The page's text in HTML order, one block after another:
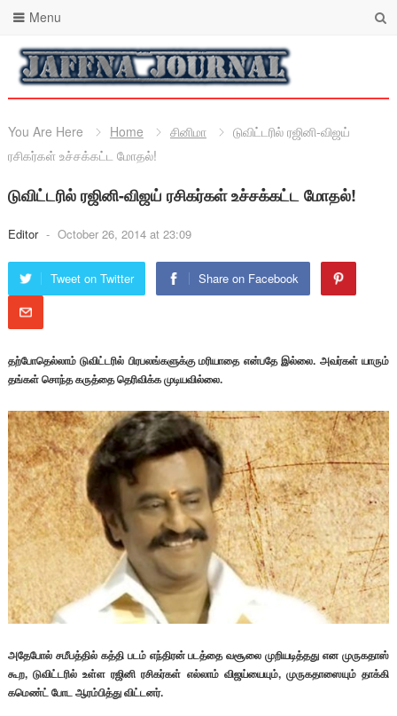
Menu
You Are Here Home சினிமா
டுவிட்டரில் ரஜினி-விஜய்
ரசிகர்கள் உச்சக்கட்ட மோதல்!
டுவிட்டரில் ரஜினி-விஜய் ரசிகர்கள் உச்சக்கட்ட மோதல்!
Editor - October 26, 2014 at 23:09
Tweet on Twitter Share on Facebook
தற்போதெல்லாம் டுவிட்டரில் பிரபலங்களுக்கு மரியாதை என்பதே இல்லை. அவர்கள் யாரும்
தங்கள் சொந்த கருத்தை தெரிவிக்க முடியவில்லை.
அதேபோல் சமீபத்தில் கத்தி படம் எந்திரன் படத்தை வசூலை முறியடித்தது என முருகதாஸ்
கூற, டுவிட்டரில் உள்ள ரஜினி ரசிகர்கள் எல்லாம் விஜய்யையும், முருகதாஸையும் தாக்கி
கமெண்ட் போட ஆரம்பித்து விட்டனர்.